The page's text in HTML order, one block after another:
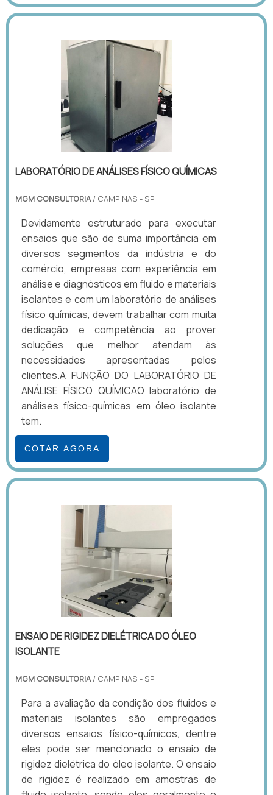
LABORATÓRIO DE ANÁLISES FÍSICO QUÍMICAS
MGM CONSULTORIA/ CAMPINAS - SP
Devidamente estruturado para executar
ensaios que são de suma importância em
diversos segmentos da indústria e do
comércio, empresas com experiência em
análise e diagnósticos em fluido e materiais
isolantes e com um laboratório de análises
físico químicas, devem trabalhar com muita
dedicação e competência ao prover
soluções que melhor atendam às
necessidades apresentadas pelos
clientes.A FUNÇÃO DO LABORATÓRIO DE
ANÁLISE FÍSICO QUÍMICAO laboratório de
análises físico-químicas em óleo isolante
tem.
COTAR AGORA
ENSAIO DE RIGIDEZ DIELÉTRICA DO ÓLEO
ISOLANTE
MGM CONSULTORIA/ CAMPINAS - SP
Para a avaliação da condição dos fluidos e
materiais isolantes são empregados
diversos ensaios físico-químicos, dentre
eles pode ser mencionado o ensaio de
rigidez dielétrica do óleo isolante. O ensaio
de rigidez é realizado em amostras de